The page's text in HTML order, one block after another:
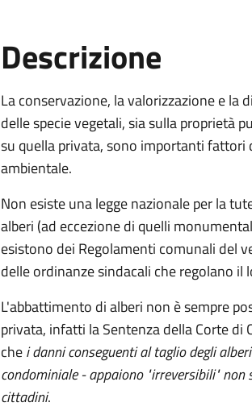
Descrizione
La conservazione, la valorizzazione e la
delle specie vegetali, sia sulla proprietà
su quella privata, sono importanti fattori
ambientale.
Non esiste una legge nazionale per la
alberi (ad eccezione di quelli
esistono dei Regolamenti comunali del
delle ordinanze sindacali che regolano
L'abbattimento di alberi non è sempre
privata, infatti la Sentenza della Corte
chei danni conseguenti al taglio degli
condominiale - appaiono "irreversibili"
cittadini.